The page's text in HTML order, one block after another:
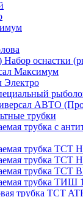
Набор оснастки
Максимум
Электро
АВТО
трубки